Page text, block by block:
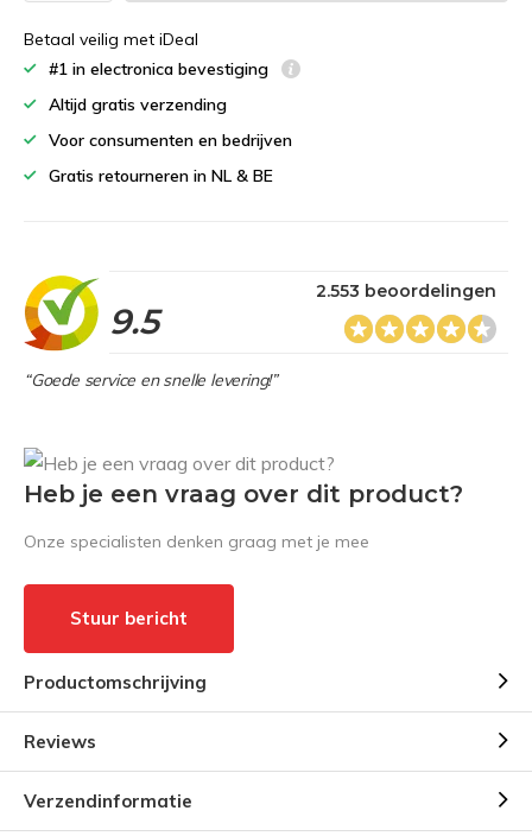
Betaal veilig met iDeal
#1 in electronica bevestiging
Altijd gratis verzending
Voor consumenten en bedrijven
Gratis retourneren in NL & BE
9.5
2.553 beoordelingen
“Goede service en snelle levering!”
Heb je een vraag over dit product?
Onze specialisten denken graag met je mee
Stuur bericht
Productomschrijving
Reviews
Verzendinformatie